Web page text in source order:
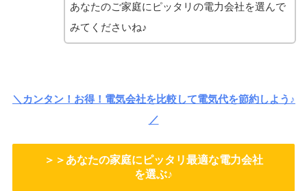
あなたのご家庭にピッタリの電力会社を選んで
みてくださいね♪
＼カンタン！お得！電気会社を比較して電気代を節約しよう♪
／
＞＞あなたの家庭にピッタリ最適な電力会社
を選ぶ♪